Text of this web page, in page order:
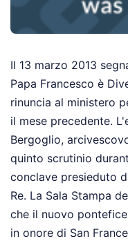
Il 13 marzo 2013
Papa Francesco è
rinuncia al ministero
il mese precedente.
Bergoglio,
quinto scrutinio
conclave presieduto
Re. La Sala Stampa
che il nuovo
in onore di San